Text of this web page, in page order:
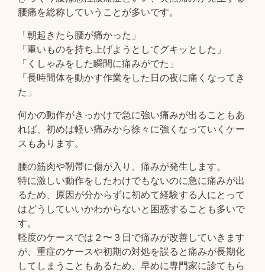
腰痛を総称していうことが多いです。
「朝起きたら腰が痛かった」
「重いものを持ち上げようとしてグキッとした」
「くしゃみをした瞬間に痛みがでた」
「長時間体を動かす作業をした日の夜に痛くなってき
た」
何かの動作がきっかけで急に強い痛みが出ることもあ
れば、初めは軽い痛みから徐々に強くなっていくケー
スもあります。
腰の筋肉や靭帯に傷が入り、痛みが発生します。
特に激しい動作をしたわけでもないのに急に痛みが出
るため、原因が分からずに初めて経験する人にとって
はどうしていいかわからないと困惑することも多いで
す。
軽度のケースでは２〜３日で痛みが改善していきます
が、重症のケースや初期の対処を誤ると痛みが長期化
してしまうこともあるため、早めに専門家に診てもら